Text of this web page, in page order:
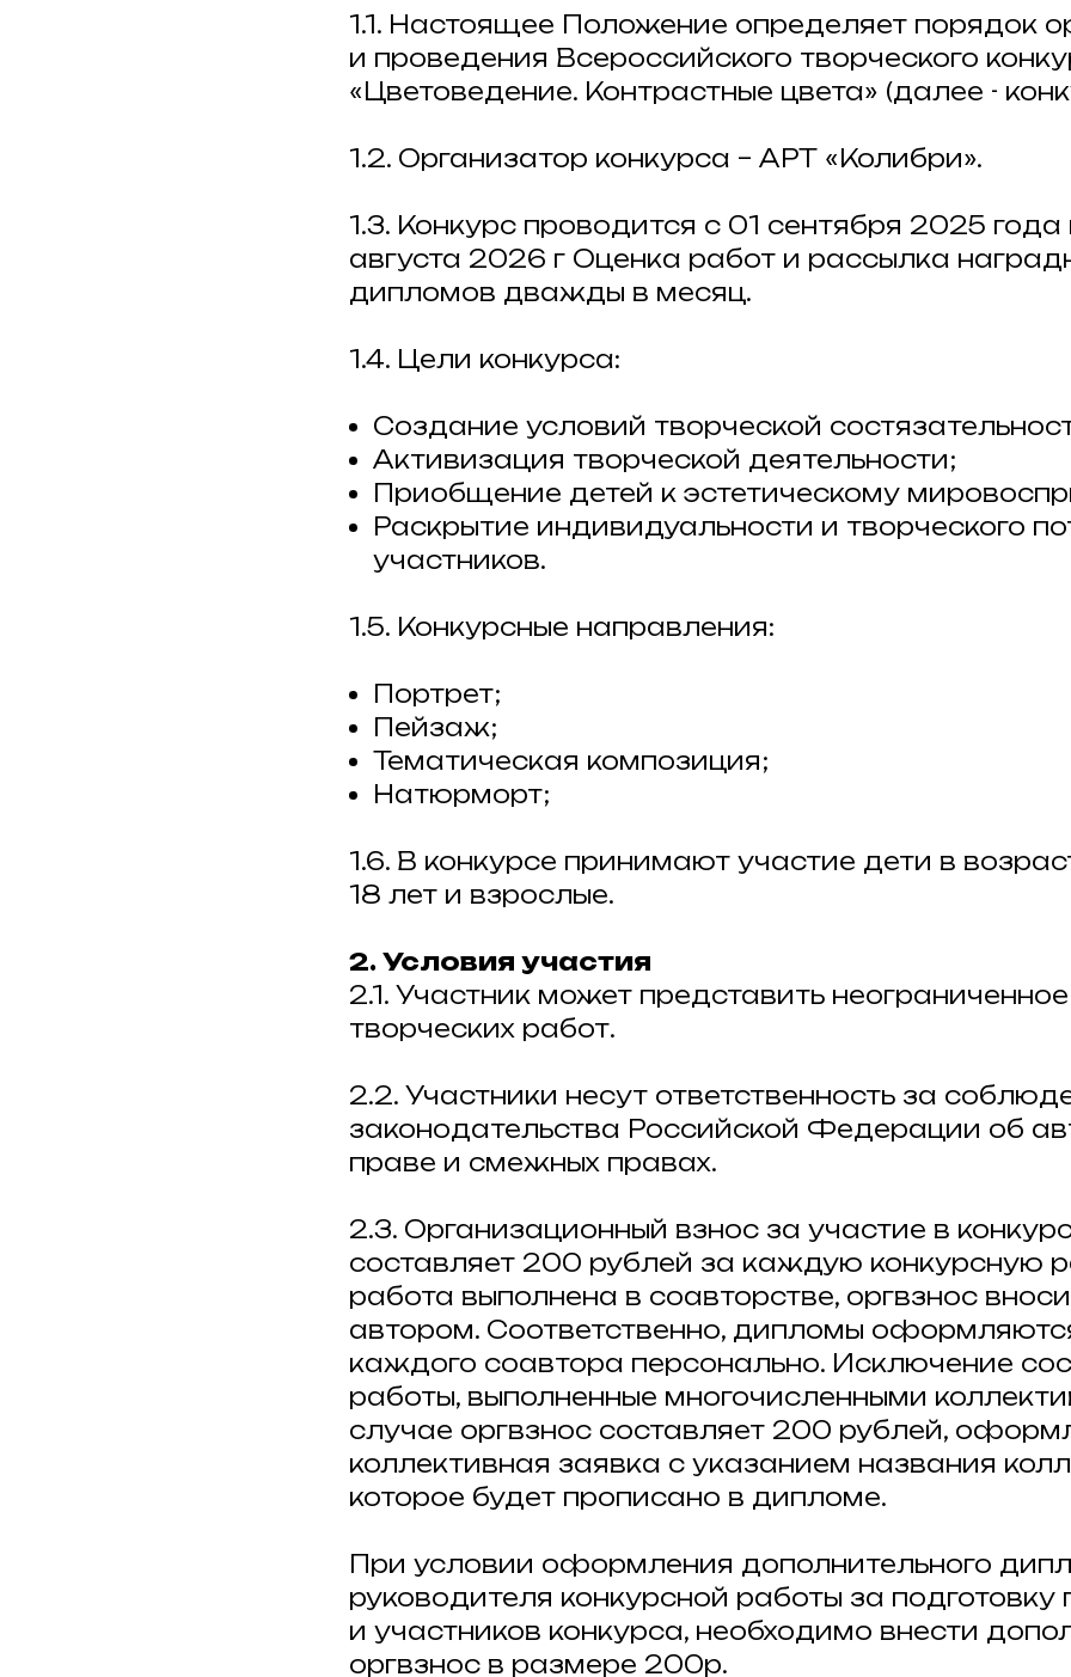
1.1. Настоящее Положение определяет порядок
и проведения Всероссийского творческого
«Цветоведение. Контрастные цвета» (далее -
1.2. Организатор конкурса – АРТ «Колибри».
1.3. Конкурс проводится с 01 сентября 2025 года
августа 2026 г Оценка работ и рассылка
дипломов дважды в месяц.
1.4. Цели конкурса:
Создание условий творческой
Активизация творческой деятельности;
Приобщение детей к эстетическому
Раскрытие индивидуальности и творческого
участников.
1.5. Конкурсные направления:
Портрет;
Пейзаж;
Тематическая композиция;
Натюрморт;
1.6. В конкурсе принимают участие дети в
18 лет и взрослые.
2. Условия участия
2.1. Участник может представить
творческих работ.
2.2. Участники несут ответственность за
законодательства Российской Федерации об
праве и смежных правах.
2.3. Организационный взнос за участие в
составляет 200 рублей за каждую конкурсную
работа выполнена в соавторстве, оргвзнос
автором. Соответственно, дипломы
каждого соавтора персонально. Исключение
работы, выполненные многочисленными
случае оргвзнос составляет 200 рублей,
коллективная заявка с указанием названия
которое будет прописано в дипломе.
При условии оформления дополнительного
руководителя конкурсной работы за подготовку
и участников конкурса, необходимо внести
оргвзнос в размере 200р.